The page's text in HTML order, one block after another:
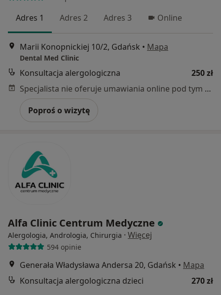
Adres 1 Adres 2 Adres 3 Online
Marii Konopnickiej 10/2, Gdańsk • Mapa
Dental Med Clinic
Konsultacja alergologiczna
250 zł
Specjalista nie oferuje umawiania online pod tym adresem.
Poproś o wizytę
Alfa Clinic Centrum Medyczne
Alergologia, Andrologia, Chirurgia · Więcej
594 opinie
Generała Władysława Andersa 20, Gdańsk • Mapa
Konsultacja alergologiczna dzieci
270 zł